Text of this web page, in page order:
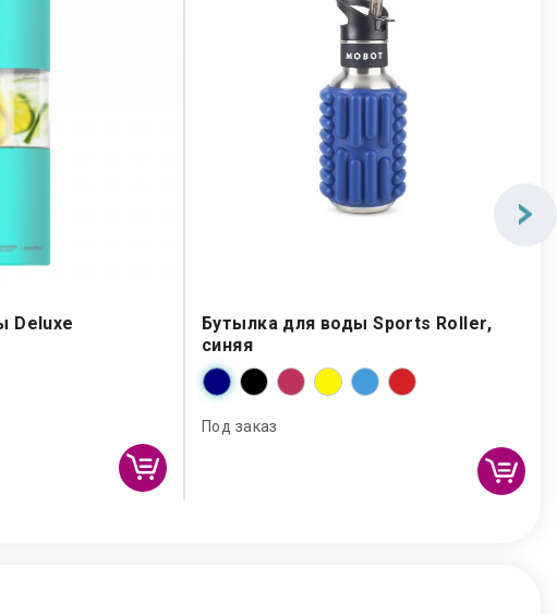
Deluxe
Бутылка для воды Sports Roller,
синяя
Под заказ